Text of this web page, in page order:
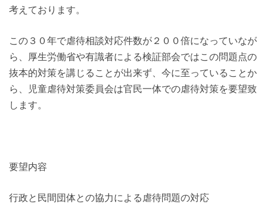
考えております。
この３０年で虐待相談対応件数が２００倍になっていなが
ら、厚生労働省や有識者による検証部会ではこの問題点の
抜本的対策を講じることが出来ず、今に至っていることか
ら、児童虐待対策委員会は官民一体での虐待対策を要望致
します。
要望内容
行政と民間団体との協力による虐待問題の対応